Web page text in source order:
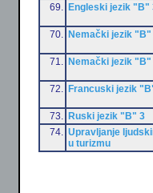
69. Engleski jezik "B"
70.
Nemački jezik "B"
71.
Nemački jezik "B"
72. Francuski jezik
73. Ruski jezik "B" 3
74.
Upravljanje
u turizmu